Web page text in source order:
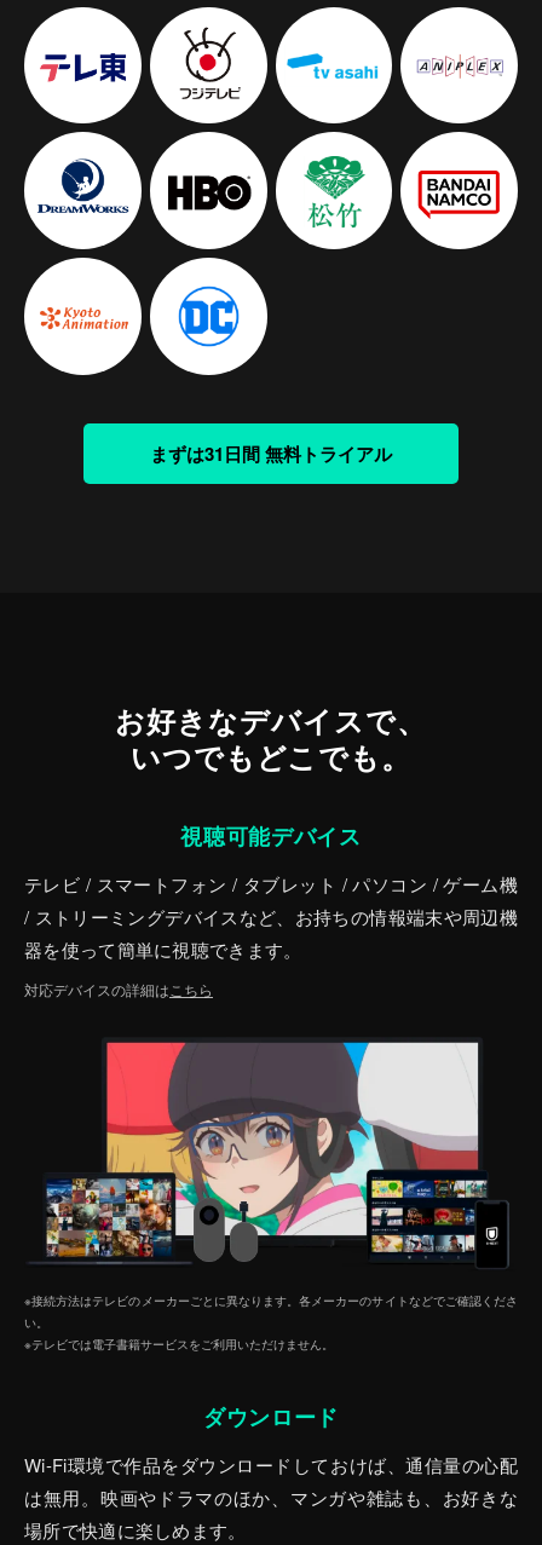
まずは31日間 無料トライアル
お好きなデバイスで、
いつでもどこでも。
視聴可能デバイス
テレビ / スマートフォン / タブレット / パソコン / ゲーム機
/ ストリーミングデバイスなど、お持ちの情報端末や周辺機
器を使って簡単に視聴できます。
対応デバイスの詳細は こちら
※接続方法はテレビのメーカーごとに異なります。各メーカーのサイトなどでご確認くださ
い。
※テレビでは電子書籍サービスをご利⽤いただけません。
ダウンロード
Wi-Fi環境で作品をダウンロードしておけば、通信量の心配
は無用。映画やドラマのほか、マンガや雑誌も、お好きな
場所で快適に楽しめます。